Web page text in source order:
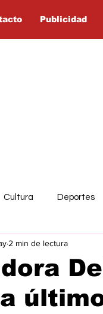
Publicidad
Cultura Deportes
2 min de lectura